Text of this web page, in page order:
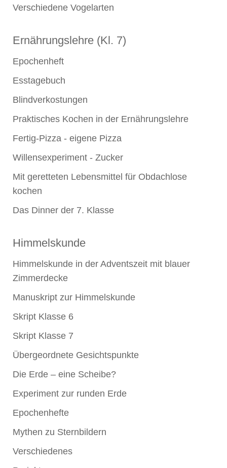
Verschiedene Vogelarten
Ernährungslehre (Kl. 7)
Epochenheft
Esstagebuch
Blindverkostungen
Praktisches Kochen in der Ernährungslehre
Fertig-Pizza - eigene Pizza
Willensexperiment - Zucker
Mit geretteten Lebensmittel für Obdachlose
kochen
Das Dinner der 7. Klasse
Himmelskunde
Himmelskunde in der Adventszeit mit blauer
Zimmerdecke
Manuskript zur Himmelskunde
Skript Klasse 6
Skript Klasse 7
Übergeordnete Gesichtspunkte
Die Erde – eine Scheibe?
Experiment zur runden Erde
Epochenhefte
Mythen zu Sternbildern
Verschiedenes